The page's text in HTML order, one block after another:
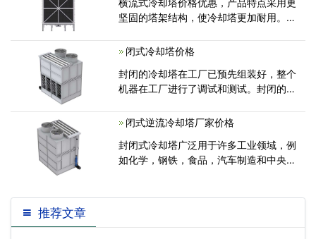
横流式冷却塔价格优惠，产品特点采用更
坚固的塔架结构，使冷却塔更加耐用。，
选闭式冷却塔价格
封闭的冷却塔在工厂已预先组装好，整个
机器在工厂进行了调试和测试。封闭的冷
闭式逆流冷却塔厂家价格
封闭式冷却塔广泛用于许多工业领域，例
如化学，钢铁，食品，汽车制造和中央空
推荐文章